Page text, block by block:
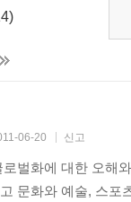
06-20 신고
벌화에 대한 오해
문화와 예술, 스